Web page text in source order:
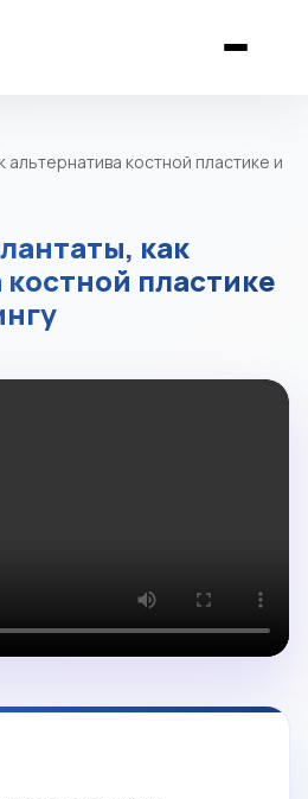
альтернатива костной пластике и
как
пластике